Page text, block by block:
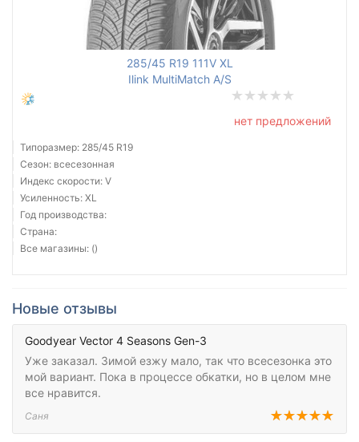
285/45 R19 111V XL
Ilink MultiMatch A/S
нет предложений
Типоразмер: 285/45 R19
Сезон: всесезонная
Индекс скорости: V
Усиленность: XL
Год производства:
Страна:
Все магазины: ()
Новые отзывы
Goodyear Vector 4 Seasons Gen-3
Уже заказал. Зимой езжу мало, так что всесезонка это
мой вариант. Пока в процессе обкатки, но в целом мне
все нравится.
Саня